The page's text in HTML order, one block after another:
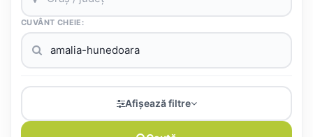
CUVÂNT CHEIE:
Afișează filtre